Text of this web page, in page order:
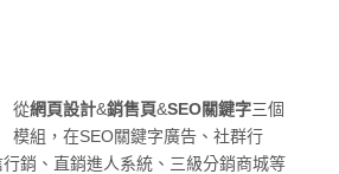
從網頁設計&銷售頁&SEO關鍵字三個
模組，在SEO關鍵字廣告、社群行
銷、直銷進人系統、三級分銷商城等